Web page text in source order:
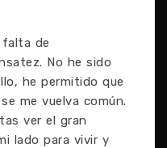
falta de
No he sido
he permitido que
me vuelva común.
ver el gran
lado para vivir y